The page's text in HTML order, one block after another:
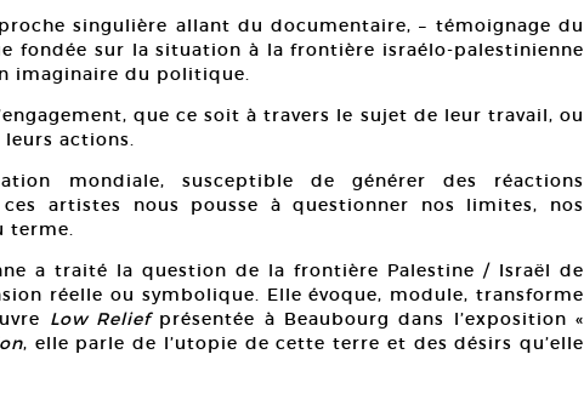
singulière allant du documentaire, – témoignage du
fondée sur la situation à la frontière israélo-palestinienne
imaginaire du politique.
que ce soit à travers le sujet de leur travail, ou
actions.
mondiale, susceptible de générer des réactions
artistes nous pousse à questionner nos limites, nos
terme.
a traité la question de la frontière Palestine / Israël de
réelle ou symbolique. Elle évoque, module, transforme
Low Reliefprésentée à Beaubourg dans l’exposition «
, elle parle de l’utopie de cette terre et des désirs qu’elle